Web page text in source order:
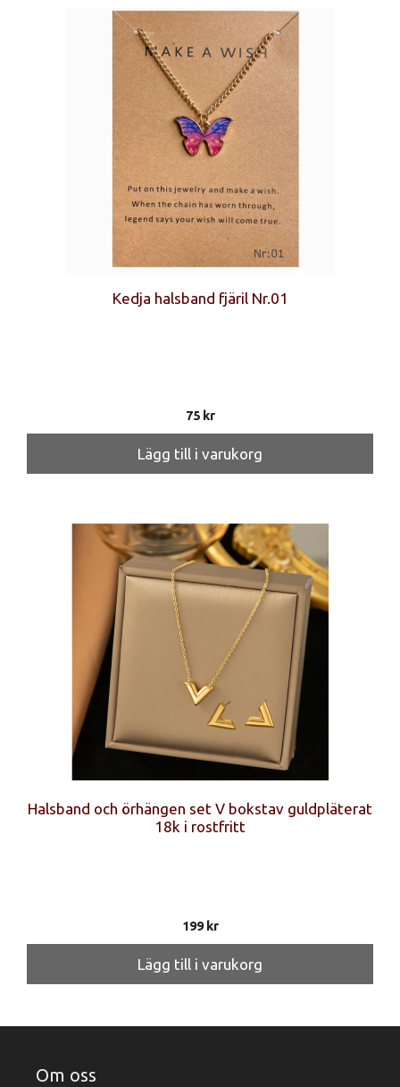
Kedja halsband fjäril Nr.01
75 kr
Lägg till i varukorg
Halsband och örhängen set V bokstav guldpläterat
18k i rostfritt
199kr
Lägg till i varukorg
Om oss